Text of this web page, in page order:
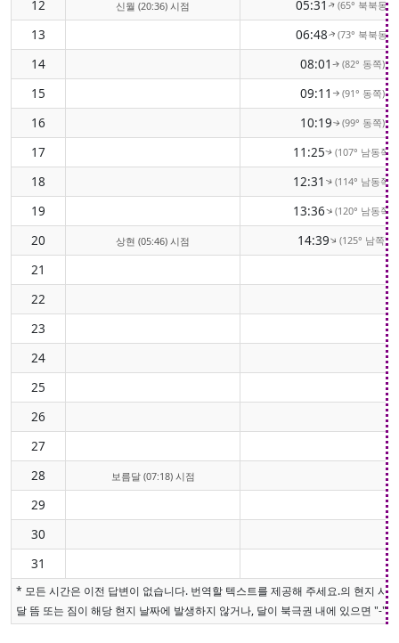
12 신월 (20:36) 시점 05:31 ↑(65° 북북동)
13 06:48↑(73° 북북동)
14 08:01 ↑(82° 동쪽)
15 09:11 ↑(91° 동쪽)
16 10:19↑(99° 동쪽)
17 11:25↑(107° 남동쪽)
18 12:31 ↑(114° 남동쪽)
19 13:36↑(120° 남동쪽)
20 상현 (05:46) 시점 14:39↑(125° 남쪽)
21
22
23
24
25
26
27
28
보름달 (07:18) 시점
29
30
31
* 모든 시간은 이전 답변이 없습니다. 번역할 텍스트를 제공해 주세요.의 현지 시
달 뜸 또는 짐이 해당 현지 날짜에 발생하지 않거나, 달이 북극권 내에 있으면 "-"